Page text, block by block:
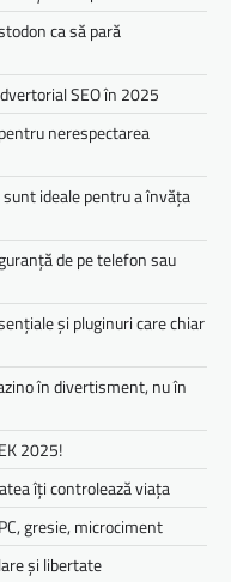
ca să pară
SEO în 2025
nerespectarea
ideale pentru a învăța
de pe telefon sau
și pluginuri care chiar
în divertisment, nu în
2025!
îți controlează viața
gresie, microciment
și libertate